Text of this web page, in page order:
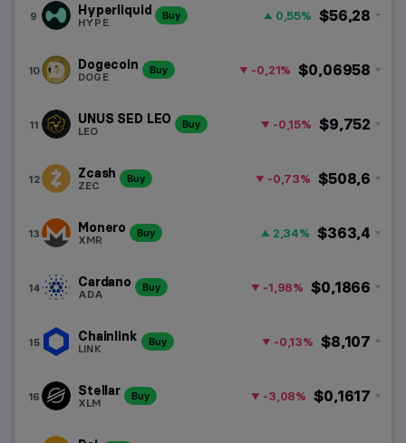
9 Hyperliquid
HYPE
Buy $56,28
0,55%
10 Dogecoin
DOGE
Buy $0,06958
-0,21%
11 UNUS SED LEO
LEO
Buy $9,752
-0,15%
12 Zcash
ZEC
Buy $508,6
-0,73%
13 Monero
XMR
Buy $363,4
2,34%
14 Cardano
ADA
Buy $0,1866
-1,98%
15 Chainlink
LINK
Buy $8,107
-0,13%
16 Stellar
XLM
Buy $0,1617
-3,08%